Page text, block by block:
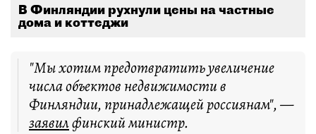
В Финляндии рухнули цены на частные
дома и коттеджи
"Мы хотим предотвратить увеличение
числа объектов недвижимости в
Финляндии, принадлежащей россиянам", —
заявилфинский министр.